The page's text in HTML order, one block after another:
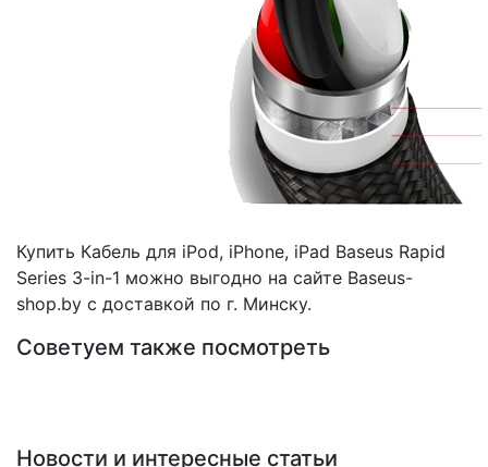
Купить Кабель для iPod, iPhone, iPad Baseus Rapid
Series 3-in-1 можно выгодно на сайте Baseus-
shop.by с доставкой по г. Минску.
Советуем также посмотреть
Новости и интересные статьи